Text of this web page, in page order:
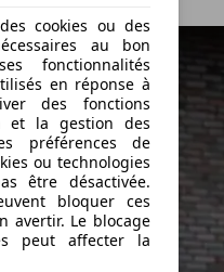
cookies ou des
au bon
fonctionnalités
en réponse à
des fonctions
et la gestion des
préférences de
ou technologies
être désactivée.
bloquer ces
avertir. Le blocage
peut affecter la